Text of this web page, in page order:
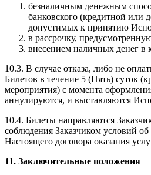
безналичным денежным
банковского (кредитной или
допустимых к принятию
в рассрочку,
внесением наличных денег в
10.3. В случае отказа, либо не
Билетов в течение 5 (Пять) суток
мероприятия) с момента
аннулируются, и выставляются
10.4. Билеты направляются
соблюдения Заказчиком условий об
Настоящего договора оказания
11. Заключительные положения